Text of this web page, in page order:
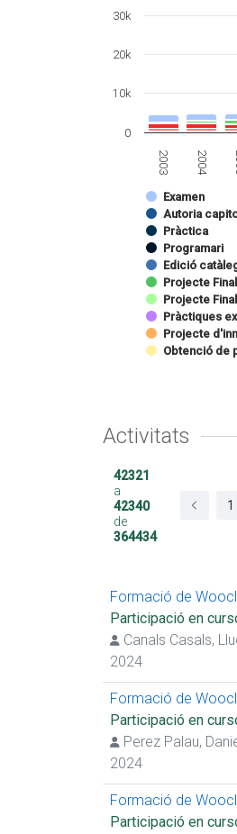
Examen
Autoria
Pràctica
Programari
Edició
Projecte
Projecte
Pràctiques
Projecte
Obtenció de
2003 2004
0
10k
20k
30k
Activitats
42321
a
42340
de
364434
1
Formació de
Participació en
Canals Casals,
2024
Formació de
Participació en
Perez Palau,
2024
Formació de
Participació en